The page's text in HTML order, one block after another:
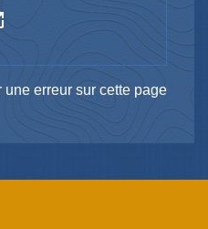
une erreur sur cette page